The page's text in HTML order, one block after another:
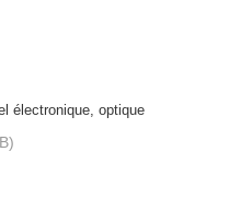
électronique, optique